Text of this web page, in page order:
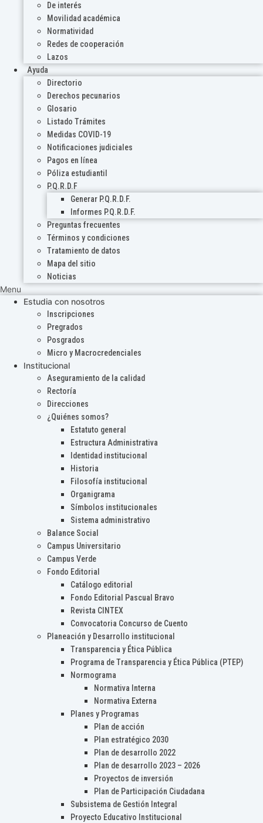
De interés
Movilidad académica
Normatividad
Redes de cooperación
Lazos
Ayuda
Directorio
Derechos pecunarios
Glosario
Listado Trámites
Medidas COVID-19
Notificaciones judiciales
Pagos en línea
Póliza estudiantil
P.Q.R.D.F
Generar P.Q.R.D.F.
Informes P.Q.R.D.F.
Preguntas frecuentes
Términos y condiciones
Tratamiento de datos
Mapa del sitio
Noticias
Menu
Estudia con nosotros
Inscripciones
Pregrados
Posgrados
Micro y Macrocredenciales
Institucional
Aseguramiento de la calidad
Rectoría
Direcciones
¿Quiénes somos?
Estatuto general
Estructura Administrativa
Identidad institucional
Historia
Filosofía institucional
Organigrama
Símbolos institucionales
Sistema administrativo
Balance Social
Campus Universitario
Campus Verde
Fondo Editorial
Catálogo editorial
Fondo Editorial Pascual Bravo
Revista CINTEX
Convocatoria Concurso de Cuento
Planeación y Desarrollo institucional
Transparencia y Ética Pública
Programa de Transparencia y Ética Pública (PTEP)
Normograma
Normativa Interna
Normativa Externa
Planes y Programas
Plan de acción
Plan estratégico 2030
Plan de desarrollo 2022
Plan de desarrollo 2023 – 2026
Proyectos de inversión
Plan de Participación Ciudadana
Subsistema de Gestión Integral
Proyecto Educativo Institucional